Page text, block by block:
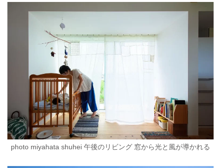
photo miyahata shuhei 午後のリビング 窓から光と風が導かれる